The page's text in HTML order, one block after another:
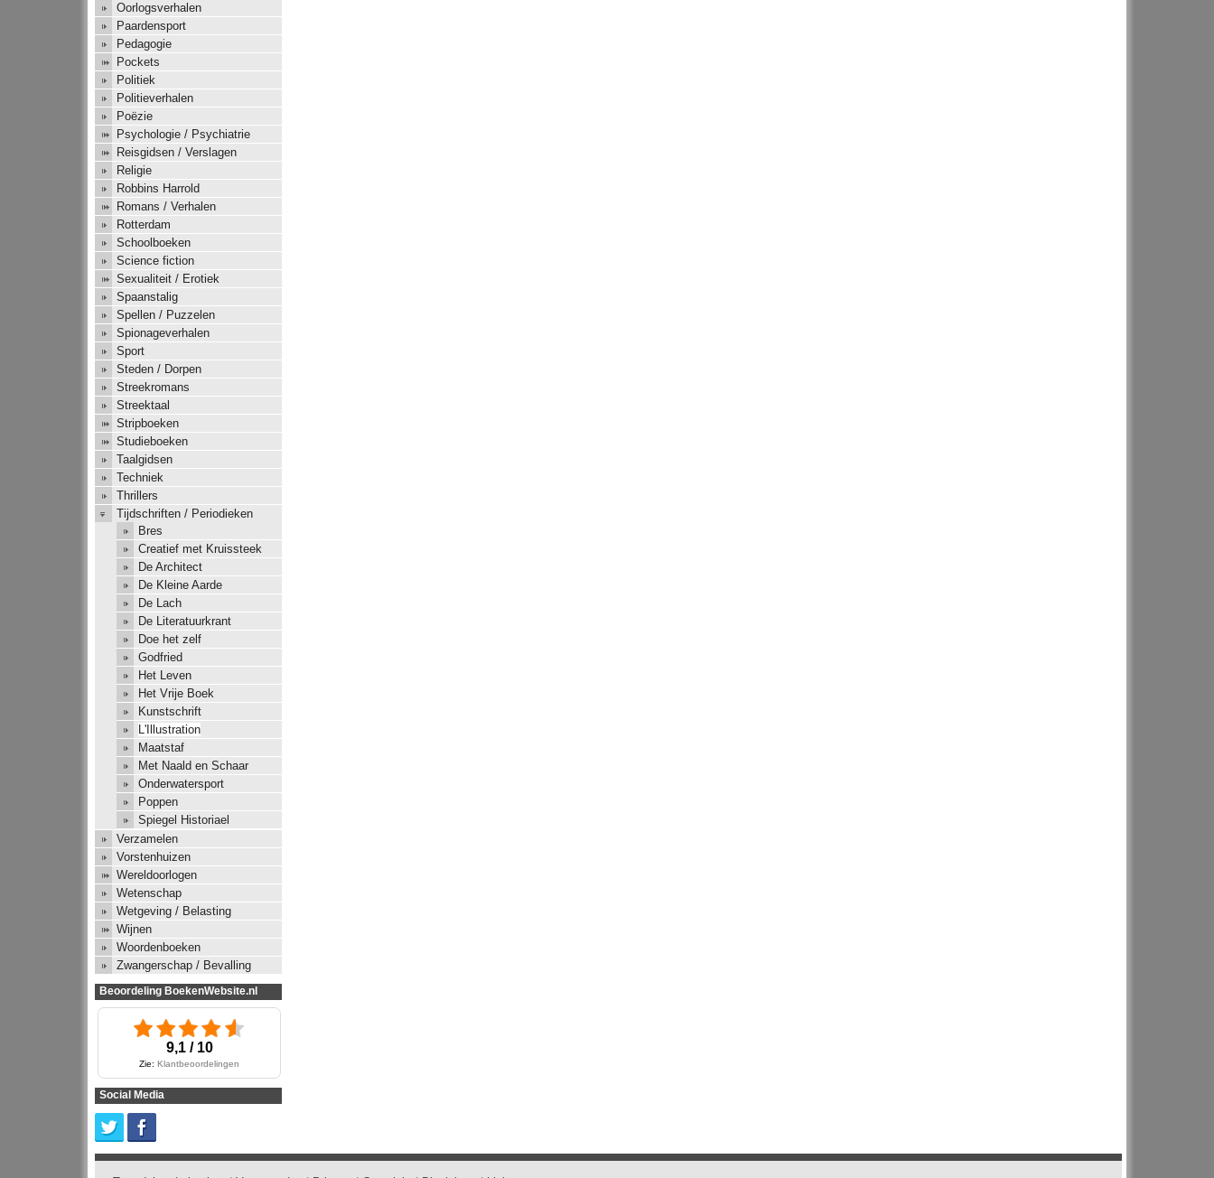
Oorlogsverhalen
Paardensport
Pedagogie
Pockets
Politiek
Politieverhalen
Poëzie
Psychologie / Psychiatrie
Reisgidsen / Verslagen
Religie
Robbins Harrold
Romans / Verhalen
Rotterdam
Schoolboeken
Science fiction
Sexualiteit / Erotiek
Spaanstalig
Spellen / Puzzelen
Spionageverhalen
Sport
Steden / Dorpen
Streekromans
Streektaal
Stripboeken
Studieboeken
Taalgidsen
Techniek
Thrillers
Tijdschriften / Periodieken
Bres
Creatief met Kruissteek
De Architect
De Kleine Aarde
De Lach
De Literatuurkrant
Doe het zelf
Godfried
Het Leven
Het Vrije Boek
Kunstschrift
L'Illustration
Maatstaf
Met Naald en Schaar
Onderwatersport
Poppen
Spiegel Historiael
Verzamelen
Vorstenhuizen
Wereldoorlogen
Wetenschap
Wetgeving / Belasting
Wijnen
Woordenboeken
Zwangerschap / Bevalling
Beoordeling BoekenWebsite.nl
9,1 / 10
Zie: Klantbeoordelingen
Social Media